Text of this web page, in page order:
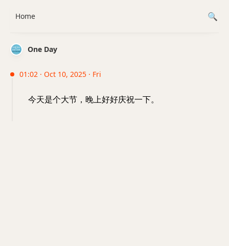
One Day
01:02 · Oct 10, 2025 · Fri
今天是个大节，晚上好好庆祝一下。
Home